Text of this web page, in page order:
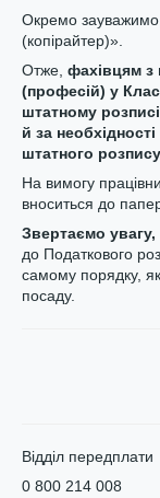
Окремо
(копірайтер)».
Отже, фахівцям з
(професій) у
штатному
й за
штатного
На вимогу
вноситься до
Звертаємо увагу,
до Податкового
самому порядку,
посаду.
Відділ передплати
0 800 214 008